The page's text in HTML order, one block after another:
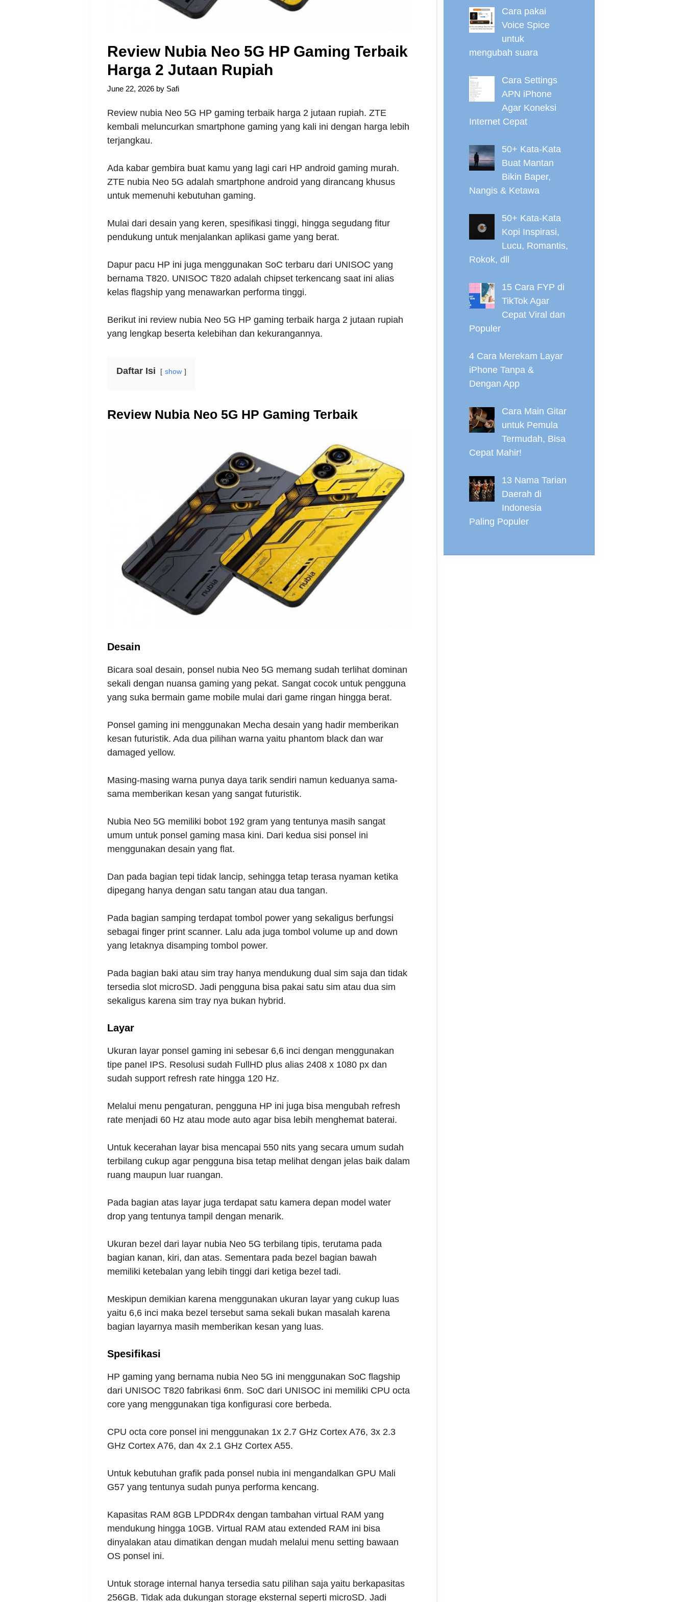
Review Nubia Neo 5G HP Gaming Terbaik
Harga 2 Jutaan Rupiah
June 22, 2026 by Safi
Review nubia Neo 5G HP gaming terbaik harga 2 jutaan rupiah. ZTE
kembali meluncurkan smartphone gaming yang kali ini dengan harga lebih
terjangkau.
Ada kabar gembira buat kamu yang lagi cari HP android gaming murah.
ZTE nubia Neo 5G adalah smartphone android yang dirancang khusus
untuk memenuhi kebutuhan gaming.
Mulai dari desain yang keren, spesifikasi tinggi, hingga segudang fitur
pendukung untuk menjalankan aplikasi game yang berat.
Dapur pacu HP ini juga menggunakan SoC terbaru dari UNISOC yang
bernama T820. UNISOC T820 adalah chipset terkencang saat ini alias
kelas flagship yang menawarkan performa tinggi.
Berikut ini review nubia Neo 5G HP gaming terbaik harga 2 jutaan rupiah
yang lengkap beserta kelebihan dan kekurangannya.
Daftar Isi show
Review Nubia Neo 5G HP Gaming Terbaik
Desain
Bicara soal desain, ponsel nubia Neo 5G memang sudah terlihat dominan
sekali dengan nuansa gaming yang pekat. Sangat cocok untuk pengguna
yang suka bermain game mobile mulai dari game ringan hingga berat.
Ponsel gaming ini menggunakan Mecha desain yang hadir memberikan
kesan futuristik. Ada dua pilihan warna yaitu phantom black dan war
damaged yellow.
Masing-masing warna punya daya tarik sendiri namun keduanya sama-
sama memberikan kesan yang sangat futuristik.
Nubia Neo 5G memiliki bobot 192 gram yang tentunya masih sangat
umum untuk ponsel gaming masa kini. Dari kedua sisi ponsel ini
menggunakan desain yang flat.
Dan pada bagian tepi tidak lancip, sehingga tetap terasa nyaman ketika
dipegang hanya dengan satu tangan atau dua tangan.
Pada bagian samping terdapat tombol power yang sekaligus berfungsi
sebagai finger print scanner. Lalu ada juga tombol volume up and down
yang letaknya disamping tombol power.
Pada bagian baki atau sim tray hanya mendukung dual sim saja dan tidak
tersedia slot microSD. Jadi pengguna bisa pakai satu sim atau dua sim
sekaligus karena sim tray nya bukan hybrid.
Layar
Ukuran layar ponsel gaming ini sebesar 6,6 inci dengan menggunakan
tipe panel IPS. Resolusi sudah FullHD plus alias 2408 x 1080 px dan
sudah support refresh rate hingga 120 Hz.
Melalui menu pengaturan, pengguna HP ini juga bisa mengubah refresh
rate menjadi 60 Hz atau mode auto agar bisa lebih menghemat baterai.
Untuk kecerahan layar bisa mencapai 550 nits yang secara umum sudah
terbilang cukup agar pengguna bisa tetap melihat dengan jelas baik dalam
ruang maupun luar ruangan.
Pada bagian atas layar juga terdapat satu kamera depan model water
drop yang tentunya tampil dengan menarik.
Ukuran bezel dari layar nubia Neo 5G terbilang tipis, terutama pada
bagian kanan, kiri, dan atas. Sementara pada bezel bagian bawah
memiliki ketebalan yang lebih tinggi dari ketiga bezel tadi.
Meskipun demikian karena menggunakan ukuran layar yang cukup luas
yaitu 6,6 inci maka bezel tersebut sama sekali bukan masalah karena
bagian layarnya masih memberikan kesan yang luas.
Spesifikasi
HP gaming yang bernama nubia Neo 5G ini menggunakan SoC flagship
dari UNISOC T820 fabrikasi 6nm. SoC dari UNISOC ini memiliki CPU octa
core yang menggunakan tiga konfigurasi core berbeda.
CPU octa core ponsel ini menggunakan 1x 2.7 GHz Cortex A76, 3x 2.3
GHz Cortex A76, dan 4x 2.1 GHz Cortex A55.
Untuk kebutuhan grafik pada ponsel nubia ini mengandalkan GPU Mali
G57 yang tentunya sudah punya performa kencang.
Kapasitas RAM 8GB LPDDR4x dengan tambahan virtual RAM yang
mendukung hingga 10GB. Virtual RAM atau extended RAM ini bisa
dinyalakan atau dimatikan dengan mudah melalui menu setting bawaan
OS ponsel ini.
Untuk storage internal hanya tersedia satu pilihan saja yaitu berkapasitas
256GB. Tidak ada dukungan storage eksternal seperti microSD. Jadi
Cara pakai
Voice Spice
untuk
mengubah suara
Cara Settings
APN iPhone
Agar Koneksi
Internet Cepat
50+ Kata-Kata
Buat Mantan
Bikin Baper,
Nangis & Ketawa
50+ Kata-Kata
Kopi Inspirasi,
Lucu, Romantis,
Rokok, dll
15 Cara FYP di
TikTok Agar
Cepat Viral dan
Populer
4 Cara Merekam Layar
iPhone Tanpa &
Dengan App
Cara Main Gitar
untuk Pemula
Termudah, Bisa
Cepat Mahir!
13 Nama Tarian
Daerah di
Indonesia
Paling Populer